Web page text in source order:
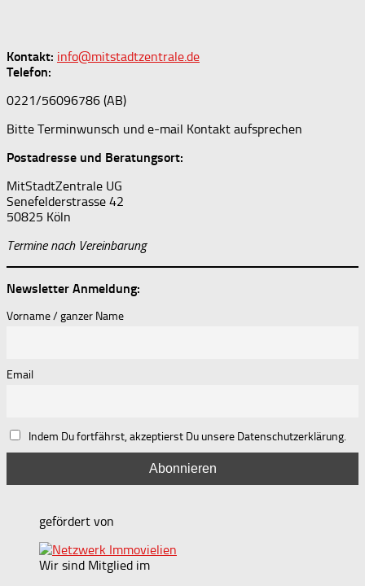
Kontakt: info@mitstadtzentrale.de
Telefon:
0221/56096786 (AB)
Bitte Terminwunsch und e-mail Kontakt aufsprechen
Postadresse und Beratungsort:
MitStadtZentrale UG
Senefelderstrasse 42
50825 Köln
Termine nach Vereinbarung
Newsletter Anmeldung:
Vorname / ganzer Name
Email
Indem Du fortfährst, akzeptierst Du unsere Datenschutzerklärung.
gefördert von
Wir sind Mitglied im